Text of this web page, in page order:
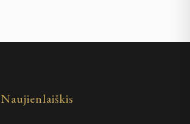
Naujienlaiškis